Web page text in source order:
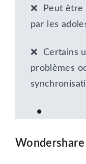
❌ Peut être
par les
❌ Certains
problèmes
Wondershare